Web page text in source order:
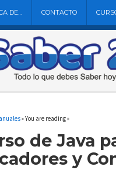
DE… CONTACTO
» You are reading »
de Java
y